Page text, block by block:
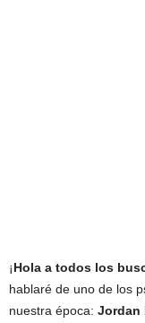
¡Hola a todos los
hablaré de uno de los
nuestra época: Jordan